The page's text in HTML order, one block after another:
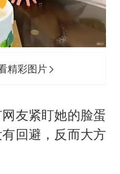
精彩图片
友紧盯她的脸蛋
回避，反而大方